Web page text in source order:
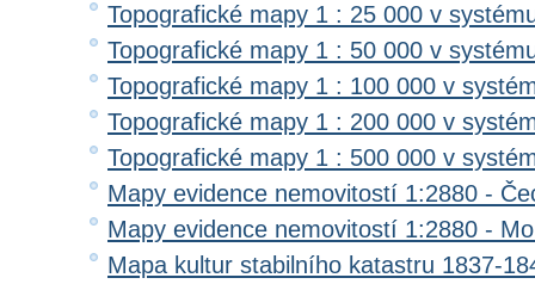
Topografické mapy 1 : 25 000 v
Topografické mapy 1 : 50 000 v
Topografické mapy 1 : 100 000 v
Topografické mapy 1 : 200 000 v
Topografické mapy 1 : 500 000 v
Mapy evidence nemovitostí 1:2880 -
Mapy evidence nemovitostí 1:2880 -
Mapa kultur stabilního katastru 1837-